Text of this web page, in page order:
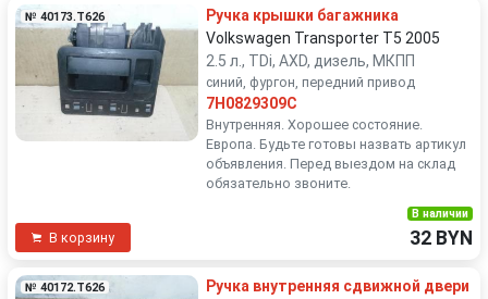
№ 40173.T626
Ручка крышки багажника
Volkswagen Transporter T5 2005
2.5 л., TDi, AXD, дизель, МКПП
синий, фургон, передний привод
7H0829309C
Внутренняя. Хорошее состояние.
Европа. Будьте готовы назвать артикул
объявления. Перед выездом на склад
обязательно звоните.
В корзину
В наличии
32 BYN
№ 40172.T626
Ручка внутренняя сдвижной двери